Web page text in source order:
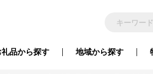
礼品から探す 地域から探す